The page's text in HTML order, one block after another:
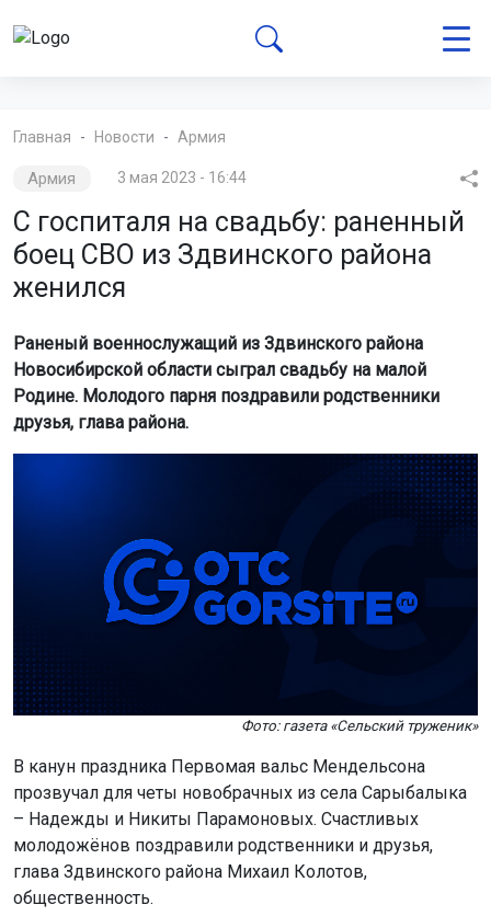
Главная Новости Армия
Армия 3 мая 2023 - 16:44
С госпиталя на свадьбу: раненный
боец СВО из Здвинского района
женился
Раненый военнослужащий из Здвинского района
Новосибирской области сыграл свадьбу на малой
Родине. Молодого парня поздравили родственники
друзья, глава района.
Фото: газета «Сельский труженик»
В канун праздника Первомая вальс Мендельсона
прозвучал для четы новобрачных из села Сарыбалыка
– Надежды и Никиты Парамоновых. Счастливых
молодожёнов поздравили родственники и друзья,
глава Здвинского района Михаил Колотов,
общественность.